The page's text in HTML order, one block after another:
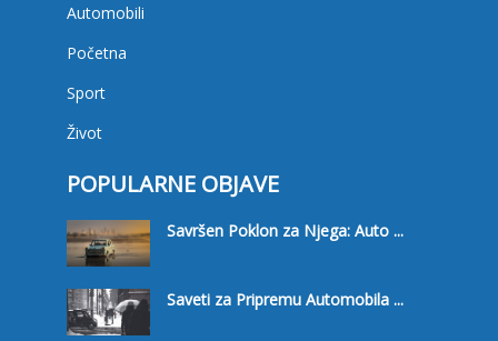
Automobili
Početna
Sport
Život
POPULARNE OBJAVE
Savršen Poklon za Njega: Auto ...
Saveti za Pripremu Automobila ...